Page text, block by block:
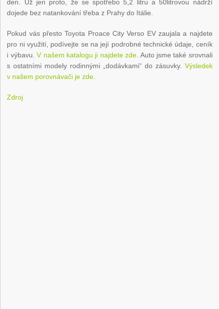
den. Už jen proto, že se spotřebo 5,2 litru a 50litrovou nádrží
dojede bez natankování třeba z Prahy do Itálie.
Pokud vás přesto Toyota Proace City Verso EV zaujala a najdete
pro ni využití, podívejte se na její podrobné technické údaje, ceník
i výbavu.V našem katalogu ji najdete zde. Auto jsme také srovnali
s ostatními modely rodinnými „dodávkami“ do zásuvky. Výsledek
v našem porovnávači je zde.
Zdroj